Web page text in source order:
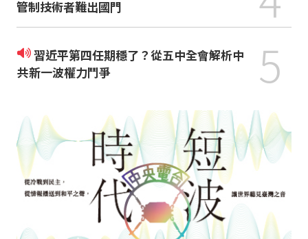
管制技術者難出國門
習近平第四任期穩了？從五中全會解析中
共新一波權力鬥爭
5